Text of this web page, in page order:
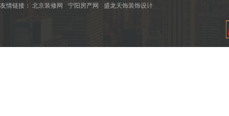
友情链接： 北京装修网 宁阳房产网 盛龙天饰装饰设计